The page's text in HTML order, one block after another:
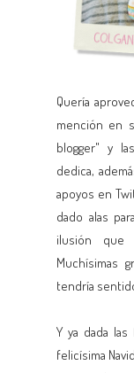
Quería
mención en
blogger" y
dedica,
apoyos en
dado alas
ilusión que
Muchísimas
tendría
Y ya dada
felicísima